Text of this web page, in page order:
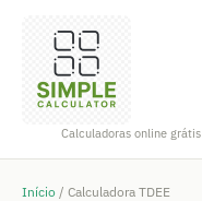
Calculadoras online grátis
Início / Calculadora TDEE